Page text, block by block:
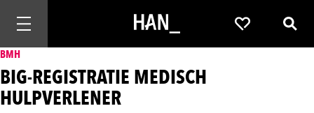
Mobiele navigatie openen Favorieten
BMH
BIG-REGISTRATIE MEDISCH
HULPVERLENER